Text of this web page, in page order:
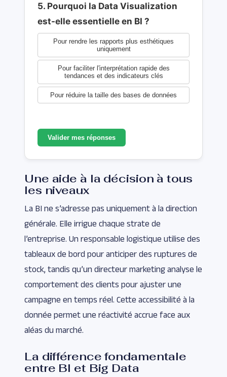
5. Pourquoi la Data Visualization
est-elle essentielle en BI ?
Pour rendre les rapports plus esthétiques
uniquement
Pour faciliter l'interprétation rapide des
tendances et des indicateurs clés
Pour réduire la taille des bases de données
Valider mes réponses
Une aide à la décision à tous
les niveaux
La BI ne s’adresse pas uniquement à la direction
générale. Elle irrigue chaque strate de
l’entreprise. Un responsable logistique utilise des
tableaux de bord pour anticiper des ruptures de
stock, tandis qu’un directeur marketing analyse le
comportement des clients pour ajuster une
campagne en temps réel. Cette accessibilité à la
donnée permet une réactivité accrue face aux
aléas du marché.
La différence fondamentale
entre BI et Big Data